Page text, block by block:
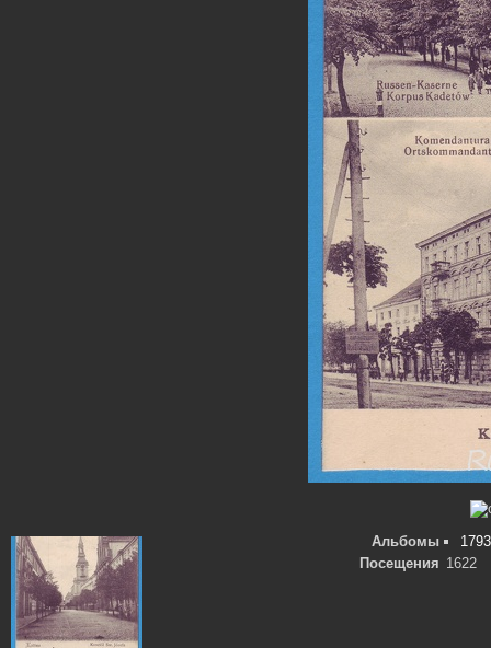
Альбомы
Посещения 1622